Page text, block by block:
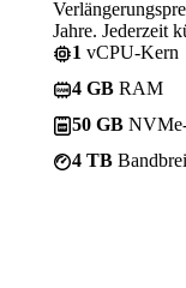
Jahre. Jederzeit
1 vCPU-Kern
4 GB RAM
50 GB
4 TB